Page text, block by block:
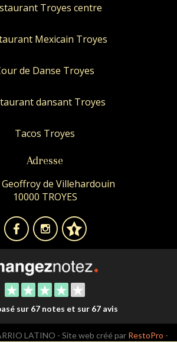
Troyes centre
Mexicain Troyes
de Danse Troyes
dansant Troyes
Tacos Troyes
Adresse
Geoffroy de Villehardouin
10000 TROYES
sur 67 notes et sur 67 avis
LATINO - Site web créé par RestoPro -